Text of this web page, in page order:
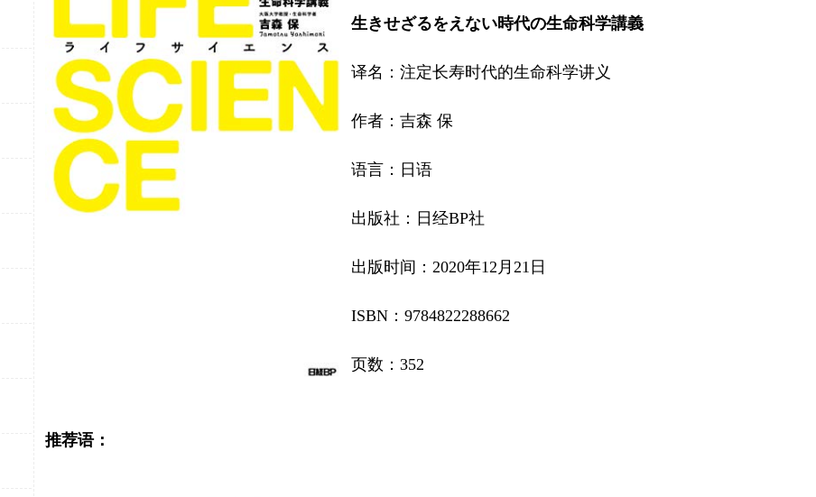
生きせざるをえない時代の生命科学講義
译名：注定长寿时代的生命科学讲义
作者：吉森 保
语言：日语
出版社：日经BP社
出版时间：2020年12月21日
ISBN：9784822288662
页数：352
推荐语：